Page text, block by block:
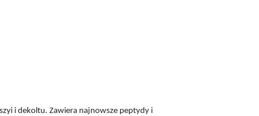
i dekoltu. Zawiera najnowsze peptydy i